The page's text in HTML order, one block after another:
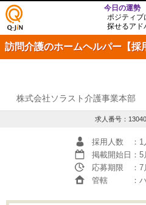
仕事
探し
の求
Q-JiN
今日の運勢
ポジティブ
探せるアド
訪問介護のホームヘルパー【採
株式会社ソラスト介護事業本部
求人番号：
採用人数
：1
掲載開始日 ：
応募期限
：
管轄
：